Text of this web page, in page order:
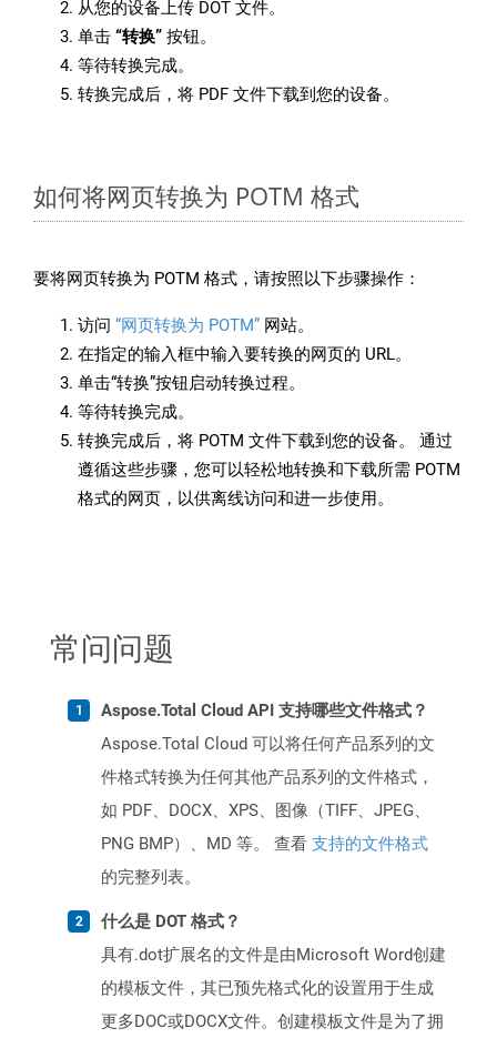
从您的设备上传 DOT 文件。
单击 “转换” 按钮。
等待转换完成。
转换完成后，将 PDF 文件下载到您的设备。
如何将网页转换为 POTM 格式
要将网页转换为 POTM 格式，请按照以下步骤操作：
访问 “网页转换为 POTM” 网站。
在指定的输入框中输入要转换的网页的 URL。
单击“转换”按钮启动转换过程。
等待转换完成。
转换完成后，将 POTM 文件下载到您的设备。 通过
遵循这些步骤，您可以轻松地转换和下载所需 POTM
格式的网页，以供离线访问和进一步使用。
常问问题
Aspose.Total Cloud API 支持哪些文件格式？
Aspose.Total Cloud 可以将任何产品系列的文
件格式转换为任何其他产品系列的文件格式，
如 PDF、DOCX、XPS、图像（TIFF、JPEG、
PNG BMP）、MD 等。 查看 支持的文件格式
的完整列表。
什么是 DOT 格式？
具有.dot扩展名的文件是由Microsoft Word创建
的模板文件，其已预先格式化的设置用于生成
更多DOC或DOCX文件。创建模板文件是为了拥